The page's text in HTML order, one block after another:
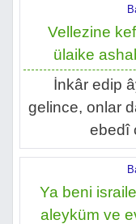
Vellezine
ülaike
İnkâr edip
gelince, onlar
ebedî
Ya beni
aleyküm ve